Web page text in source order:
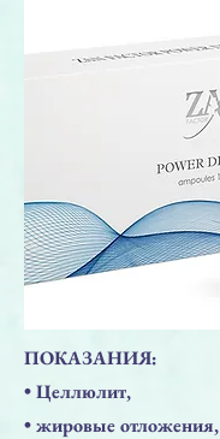
ПОКАЗАНИЯ:
• Целлюлит,
• жировые отложения,